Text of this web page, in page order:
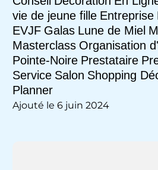
vie de jeune fille Entreprise
EVJF Galas Lune de Miel
Masterclass Organisation
Pointe-Noire Prestataire
Service Salon Shopping
Planner
Ajouté le 6 juin 2024